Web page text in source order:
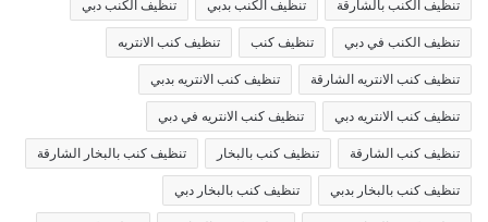
تنظيف الكنب بالشارقة تنظيف الكنب بدبي تنظيف الكنب دبي
تنظيف الكنب في دبي تنظيف كنب تنظيف كنب الانتريه
تنظيف كنب الانتريه الشارقة تنظيف كنب الانتريه بدبي
تنظيف كنب الانتريه دبي تنظيف كنب الانتريه في دبي
تنظيف كنب الشارقة تنظيف كنب بالبخار تنظيف كنب بالبخار الشارقة
تنظيف كنب بالبخار بدبي تنظيف كنب بالبخار دبي